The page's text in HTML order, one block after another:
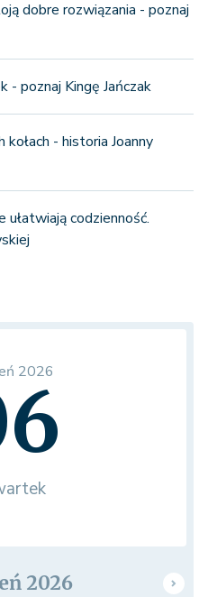
dobre rozwiązania - poznaj
- poznaj Kingę Jańczak
- historia Joanny
codzienność.
2026
2026